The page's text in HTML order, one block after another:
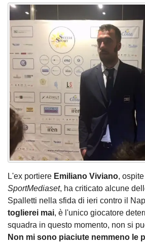
L'ex portiere Emiliano Viviano,
SportMediaset, ha criticato alcune
Spalletti nella sfida di ieri contro il
toglierei mai, è l'unico giocatore
squadra in questo momento, non si
Non mi sono piaciute nemmeno le